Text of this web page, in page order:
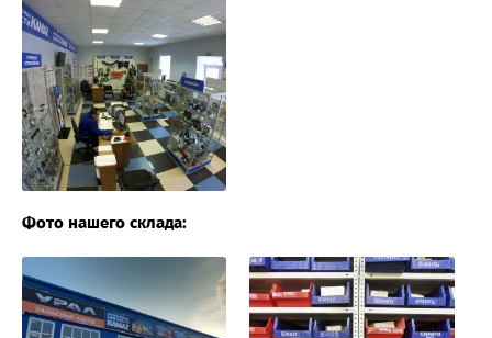
Фото нашего склада: